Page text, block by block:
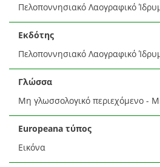
Πελοποννησιακό Λαογραφικό
Εκδότης
Πελοποννησιακό Λαογραφικό
Γλώσσα
Μη γλωσσολογικό περιεχόμενο -
Europeana τύπος
Εικόνα